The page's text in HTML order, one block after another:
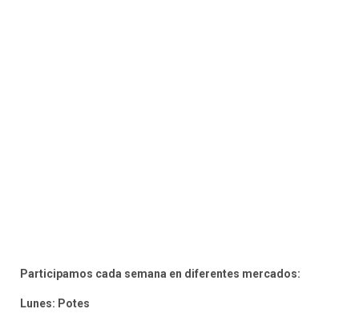
Participamos cada semana en diferentes mercados:
Lunes: Potes